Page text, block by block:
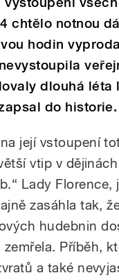
chtělo notnou
hodin
dlouhá
do
její vstoupení
vtip v
Lady
zasáhla tak,
hudebnin
zemřela. Příběh,
a také